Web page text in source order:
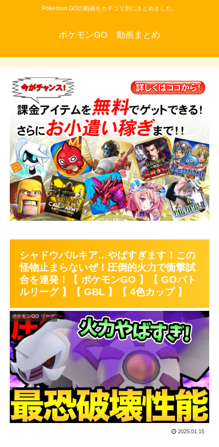
Pokemon GOの動画をカテゴリ別にまとめました。
ポケモンGO 動画まとめ
シャドウパルキア…やばすぎます！この
怪物止まらないぜ！圧倒的火力で衝撃試
合を連発！【 ポケモンGO 】【 GOバト
ルリーグ 】【 GBL 】【 4色カップ 】
ポケモンGO リーグ
2025.01.15